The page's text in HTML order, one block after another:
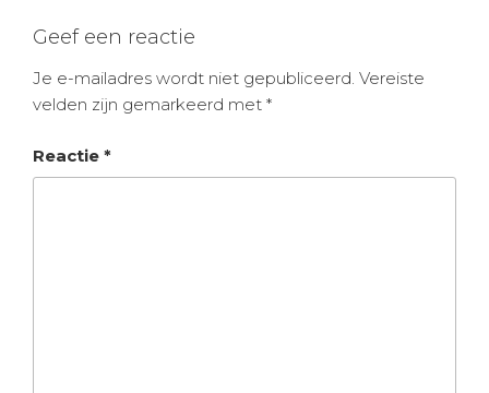
Geef een reactie
Je e-mailadres wordt niet gepubliceerd. Vereiste
velden zijn gemarkeerd met *
Reactie *